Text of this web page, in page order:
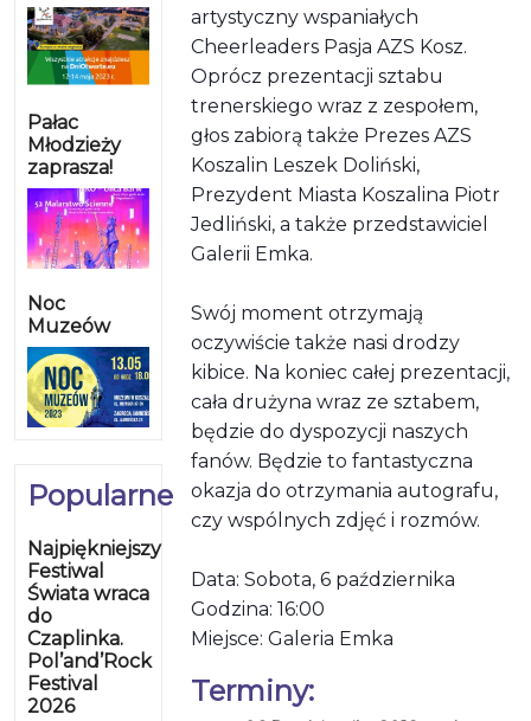
Pałac
Młodzieży
zaprasza!
Noc
Muzeów
Popularne
Najpiękniejszy
Festiwal
Świata wraca
do
Czaplinka.
Pol’and’Rock
Festival
2026
artystyczny wspaniałych
Cheerleaders Pasja AZS Kosz.
Oprócz prezentacji sztabu
trenerskiego wraz z zespołem,
głos zabiorą także Prezes AZS
Koszalin Leszek Doliński,
Prezydent Miasta Koszalina Piotr
Jedliński, a także przedstawiciel
Galerii Emka.
Swój moment otrzymają
oczywiście także nasi drodzy
kibice. Na koniec całej prezentacji,
cała drużyna wraz ze sztabem,
będzie do dyspozycji naszych
fanów. Będzie to fantastyczna
okazja do otrzymania autografu,
czy wspólnych zdjęć i rozmów.
Data: Sobota, 6 października
Godzina: 16:00
Miejsce: Galeria Emka
Terminy: